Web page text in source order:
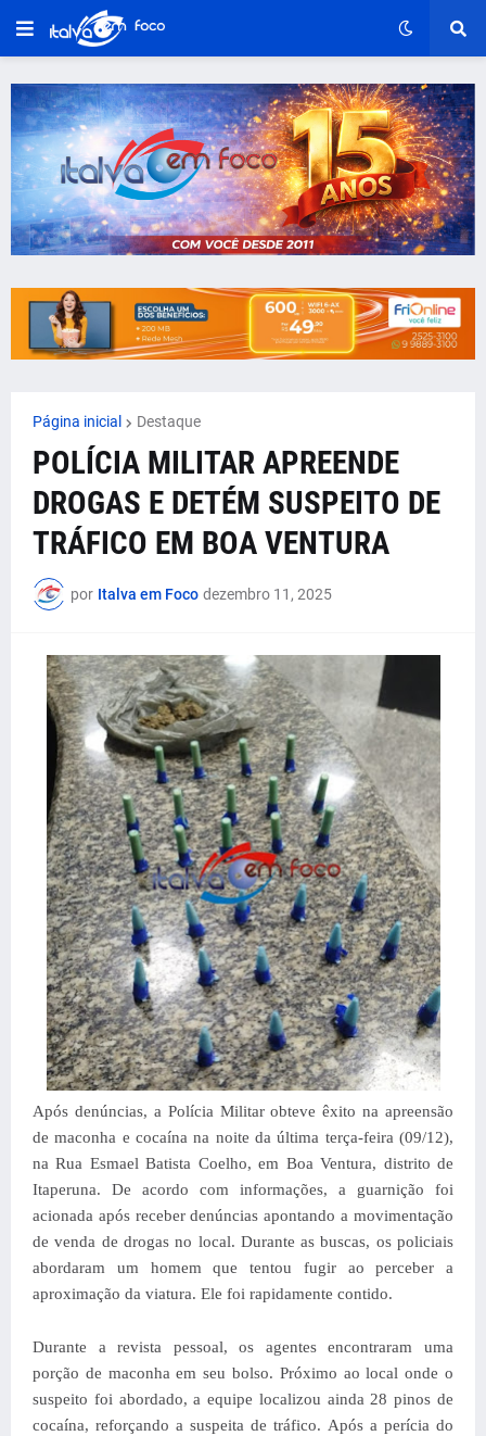
Página inicial Destaque
POLÍCIA MILITAR APREENDE
DROGAS E DETÉM SUSPEITO DE
TRÁFICO EM BOA VENTURA
por Italva em Foco dezembro 11, 2025
Após denúncias, a Polícia Militar obteve êxito na apreensão
de maconha e cocaína na noite da última terça-feira (09/12),
na Rua Esmael Batista Coelho, em Boa Ventura, distrito de
Itaperuna. De acordo com informações, a guarnição foi
acionada após receber denúncias apontando a movimentação
de venda de drogas no local. Durante as buscas, os policiais
abordaram um homem que tentou fugir ao perceber a
aproximação da viatura. Ele foi rapidamente contido.
Durante a revista pessoal, os agentes encontraram uma
porção de maconha em seu bolso. Próximo ao local onde o
suspeito foi abordado, a equipe localizou ainda 28 pinos de
cocaína, reforçando a suspeita de tráfico. Após a perícia do